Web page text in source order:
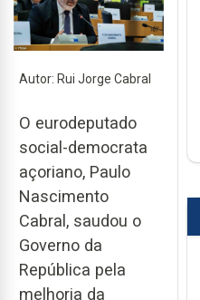
Autor: Rui Jorge Cabral
O eurodeputado
social-democrata
açoriano, Paulo
Nascimento
Cabral, saudou o
Governo da
República pela
melhoria da